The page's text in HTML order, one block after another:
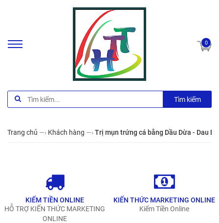
0
Tìm kiếm
Trang chủ —› Khách hàng —›Trị mụn trứng cá bằng Dầu Dừa - Dau
KIẾM TIỀN ONLINE
HỖ TRỢ KIẾN THỨC MARKETING
ONLINE
KIẾN THỨC MARKETING ONLINE
Kiếm Tiền Online